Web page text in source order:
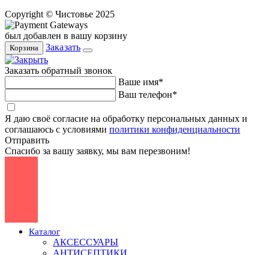
Copyright © Чистовье 2025
был добавлен в вашу корзину
Корзина Заказать
Заказать обратный звонок
Ваше имя*
Ваш телефон*
Я даю своё согласие на обработку персональных данных и
соглашаюсь с условиями политики конфиденциальности
Отправить
Спасибо за вашу заявку, мы вам перезвоним!
Каталог
АКСЕССУАРЫ
АНТИСЕПТИКИ